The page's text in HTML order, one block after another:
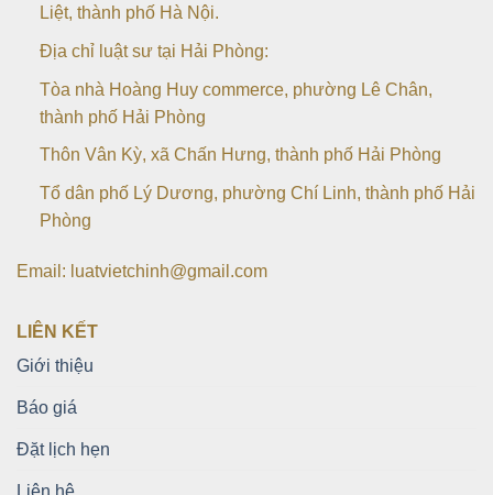
Liệt, thành phố Hà Nội.
Địa chỉ luật sư tại Hải Phòng:
Tòa nhà Hoàng Huy commerce, phường Lê Chân,
thành phố Hải Phòng
Thôn Vân Kỳ, xã Chấn Hưng, thành phố Hải Phòng
Tổ dân phố Lý Dương, phường Chí Linh, thành phố Hải
Phòng
Email: luatvietchinh@gmail.com
LIÊN KẾT
Giới thiệu
Báo giá
Đặt lịch hẹn
Liên hệ